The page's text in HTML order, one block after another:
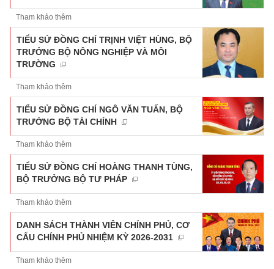
Tham khảo thêm
TIỂU SỬ ĐỒNG CHÍ TRỊNH VIỆT HÙNG, BỘ
TRƯỞNG BỘ NÔNG NGHIỆP VÀ MÔI
TRƯỜNG
Tham khảo thêm
TIỂU SỬ ĐỒNG CHÍ NGÔ VĂN TUẤN, BỘ
TRƯỞNG BỘ TÀI CHÍNH
Tham khảo thêm
TIỂU SỬ ĐỒNG CHÍ HOÀNG THANH TÙNG,
BỘ TRƯỞNG BỘ TƯ PHÁP
Tham khảo thêm
DANH SÁCH THÀNH VIÊN CHÍNH PHỦ, CƠ
CẤU CHÍNH PHỦ NHIỆM KỲ 2026-2031
Tham khảo thêm